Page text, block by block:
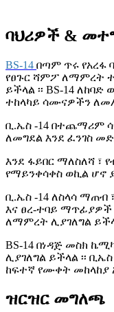
ባህሪዎች &
BS-14 በጣም ጥሩ የአረፋ
የፀጉር ሻምፖ ለማምረት
ይችላል ፡፡ BS-14
ተከላካይ ሳሙናዎችን
ቢ.ኤስ -14 በተጨማሪም
ለመግደል እንደ ፈንገስ
እንደ ፋይበር ማለስለሻ ፣
የማይንቀሳቀስ ወኪል ሆኖ
ቢ.ኤስ -14 ለስላሳ ማጠብ
እና ፀረ-ተባይ
ለማምረት ሊያገለግል
BS-14 በነዳጅ መስክ
ሊያገለግል ይችላል ፡፡
ከፍተኛ የሙቀት መከላከያ
ዝርዝር መግለጫ